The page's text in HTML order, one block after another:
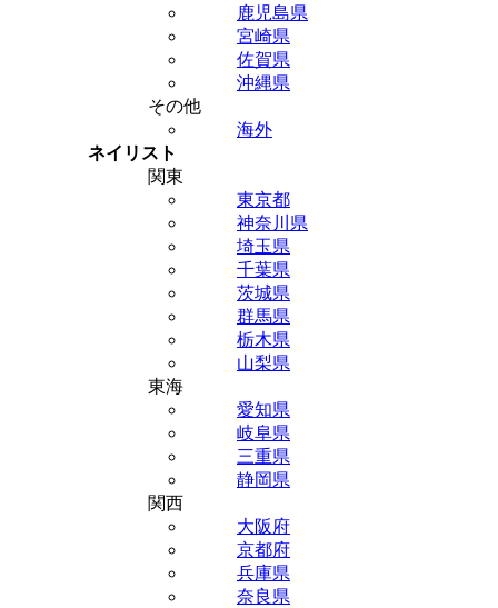
鹿児島県
宮崎県
佐賀県
沖縄県
その他
海外
ネイリスト
関東
東京都
神奈川県
埼玉県
千葉県
茨城県
群馬県
栃木県
山梨県
東海
愛知県
岐阜県
三重県
静岡県
関西
大阪府
京都府
兵庫県
奈良県